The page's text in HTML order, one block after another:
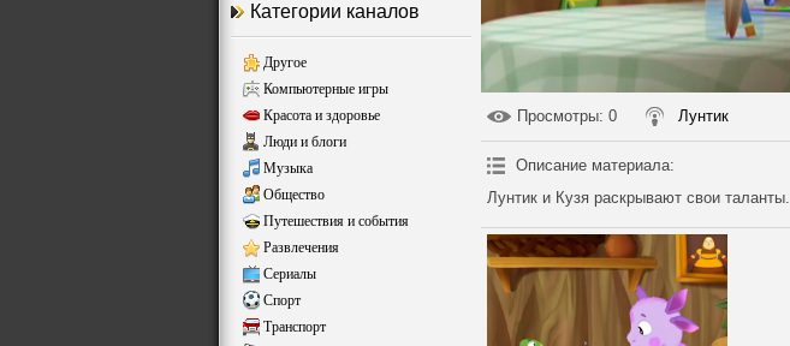
Категории каналов
Другое
Компьютерные игры
Красота и здоровье
Люди и блоги
Музыка
Общество
Путешествия и события
Развлечения
Сериалы
Спорт
Транспорт
Просмотры: 0 Лунтик
Описание материала:
Лунтик и Кузя раскрывают свои таланты.